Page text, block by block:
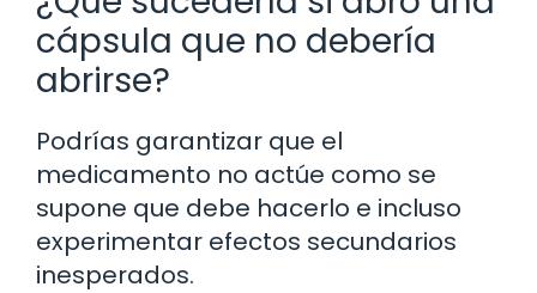
cápsula que no debería
abrirse?
Podrías garantizar que el
medicamento no actúe como se
supone que debe hacerlo e incluso
experimentar efectos secundarios
inesperados.